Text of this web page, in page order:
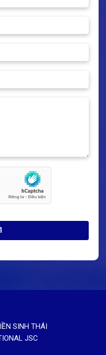
SINH THÁI
JSC